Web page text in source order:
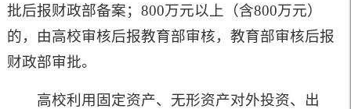
批后报财政部备案； 800万元以上（含800万元）
的，由高校审核后报教育部审核，教育部审核后报
财政部审批。
高校利用固定资产、无形资产对外投资、出